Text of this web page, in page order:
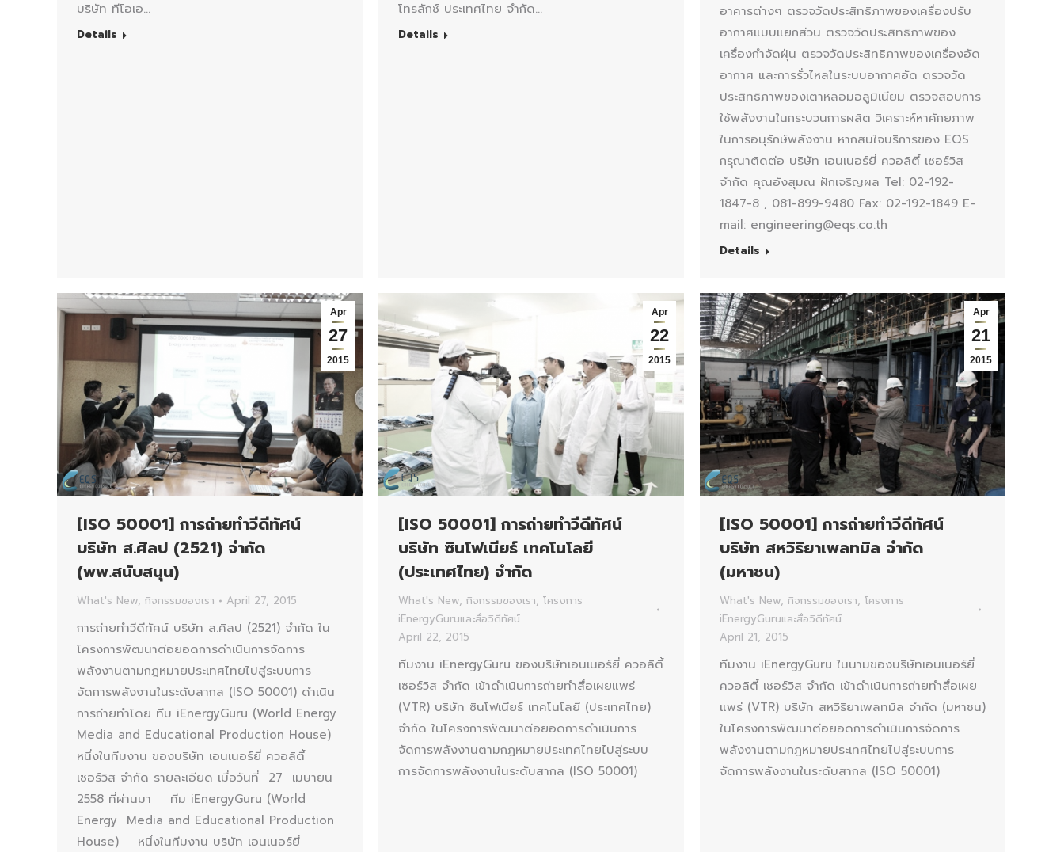
บริษัท ทีโอเอ…
Details
โทรลักซ์ ประเทศไทย จำกัด…
Details
อาคารต่างๆ ตรวจวัดประสิทธิภาพของเครื่องปรับ
อากาศแบบแยกส่วน ตรวจวัดประสิทธิภาพของ
เครื่องกำจัดฝุ่น ตรวจวัดประสิทธิภาพของเครื่องอัด
อากาศ และการรั่วไหลในระบบอากาศอัด ตรวจวัด
ประสิทธิภาพของเตาหลอมอลูมิเนียม ตรวจสอบการ
ใช้พลังงานในกระบวนการผลิต วิเคราะห์หาศักยภาพ
ในการอนุรักษ์พลังงาน หากสนใจบริการของ EQS
กรุณาติดต่อ บริษัท เอนเนอร์ยี่ ควอลิตี้ เซอร์วิส
จำกัด คุณอังสุมณ ฝักเจริญผล Tel: 02-192-
1847-8 , 081-899-9480 Fax: 02-192-1849 E-
mail: engineering@eqs.co.th
Details
Apr
27
2015
[ISO 50001] การถ่ายทำวีดีทัศน์
บริษัท ส.ศิลป (2521) จำกัด
(พพ.สนับสนุน)
What's New, กิจกรรมของเรา April 27, 2015
การถ่ายทำวีดีทัศน์ บริษัท ส.ศิลป (2521) จำกัด ใน
โครงการพัฒนาต่อยอดการดำเนินการจัดการ
พลังงานตามกฎหมายประเทศไทยไปสู่ระบบการ
จัดการพลังงานในระดับสากล (ISO 50001) ดำเนิน
การถ่ายทำโดย ทีม iEnergyGuru (World Energy
Media and Educational Production House)
หนึ่งในทีมงาน ของบริษัท เอนเนอร์ยี่ ควอลิตี้
เซอร์วิส จำกัด รายละเอียด เมื่อวันที่ 27 เมษายน
2558 ที่ผ่านมา ทีม iEnergyGuru (World
Energy Media and Educational Production
House) หนึ่งในทีมงาน บริษัท เอนเนอร์ยี่
Apr
22
2015
[ISO 50001] การถ่ายทำวีดีทัศน์
บริษัท ซินโฟเนียร์ เทคโนโลยี
(ประเทศไทย) จำกัด
What's New, กิจกรรมของเรา, โครงการ
iEnergyGuruและสื่อวิดีทัศน์
April 22, 2015
ทีมงาน iEnergyGuru ของบริษัทเอนเนอร์ยี่ ควอลิตี้
เซอร์วิส จำกัด เข้าดำเนินการถ่ายทำสื่อเผยแพร่
(VTR) บริษัท ซินโฟเนียร์ เทคโนโลยี (ประเทศไทย)
จำกัด ในโครงการพัฒนาต่อยอดการดำเนินการ
จัดการพลังงานตามกฎหมายประเทศไทยไปสู่ระบบ
การจัดการพลังงานในระดับสากล (ISO 50001)
Apr
21
2015
[ISO 50001] การถ่ายทำวีดีทัศน์
บริษัท สหวิริยาเพลทมิล จำกัด
(มหาชน)
What's New, กิจกรรมของเรา, โครงการ
iEnergyGuruและสื่อวิดีทัศน์
April 21, 2015
ทีมงาน iEnergyGuru ในนามของบริษัทเอนเนอร์ยี่
ควอลิตี้ เซอร์วิส จำกัด เข้าดำเนินการถ่ายทำสื่อเผย
แพร่ (VTR) บริษัท สหวิริยาเพลทมิล จำกัด (มหาชน)
ในโครงการพัฒนาต่อยอดการดำเนินการจัดการ
พลังงานตามกฎหมายประเทศไทยไปสู่ระบบการ
จัดการพลังงานในระดับสากล (ISO 50001)